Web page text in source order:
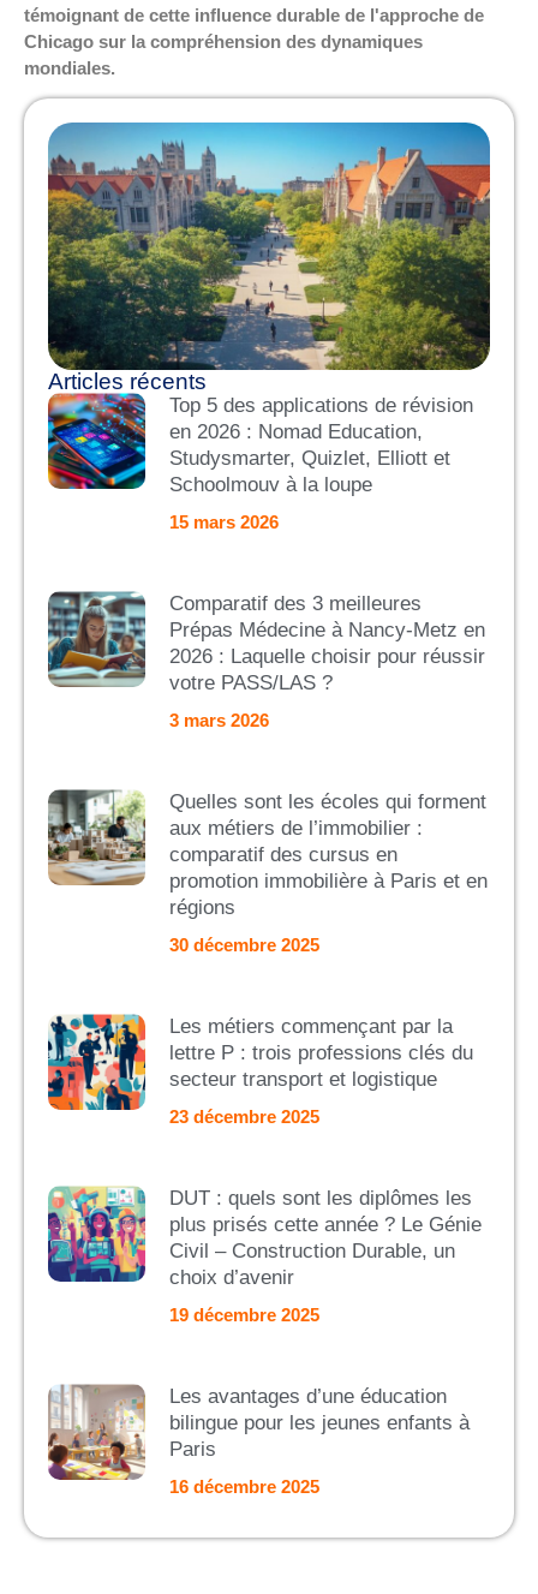
Articles récents
Top 5 des applications de révision
en 2026 : Nomad Education,
Studysmarter, Quizlet, Elliott et
Schoolmouv à la loupe
15 mars 2026
Comparatif des 3 meilleures
Prépas Médecine à Nancy-Metz en
2026 : Laquelle choisir pour réussir
votre PASS/LAS ?
3 mars 2026
Quelles sont les écoles qui forment
aux métiers de l’immobilier :
comparatif des cursus en
promotion immobilière à Paris et en
régions
30 décembre 2025
Les métiers commençant par la
lettre P : trois professions clés du
secteur transport et logistique
23 décembre 2025
DUT : quels sont les diplômes les
plus prisés cette année ? Le Génie
Civil – Construction Durable, un
choix d’avenir
19 décembre 2025
Les avantages d’une éducation
bilingue pour les jeunes enfants à
Paris
16 décembre 2025
témoignant de cette influence durable de l'approche de
Chicago sur la compréhension des dynamiques
mondiales.